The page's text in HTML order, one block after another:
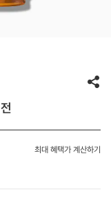
최대 혜택가 계산하기